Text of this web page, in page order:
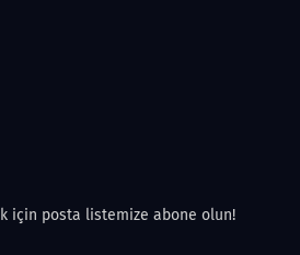
için posta listemize abone olun!